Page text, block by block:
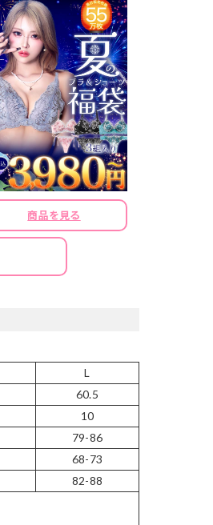
商品を見る
L
60.5
10
79-86
68-73
82-88